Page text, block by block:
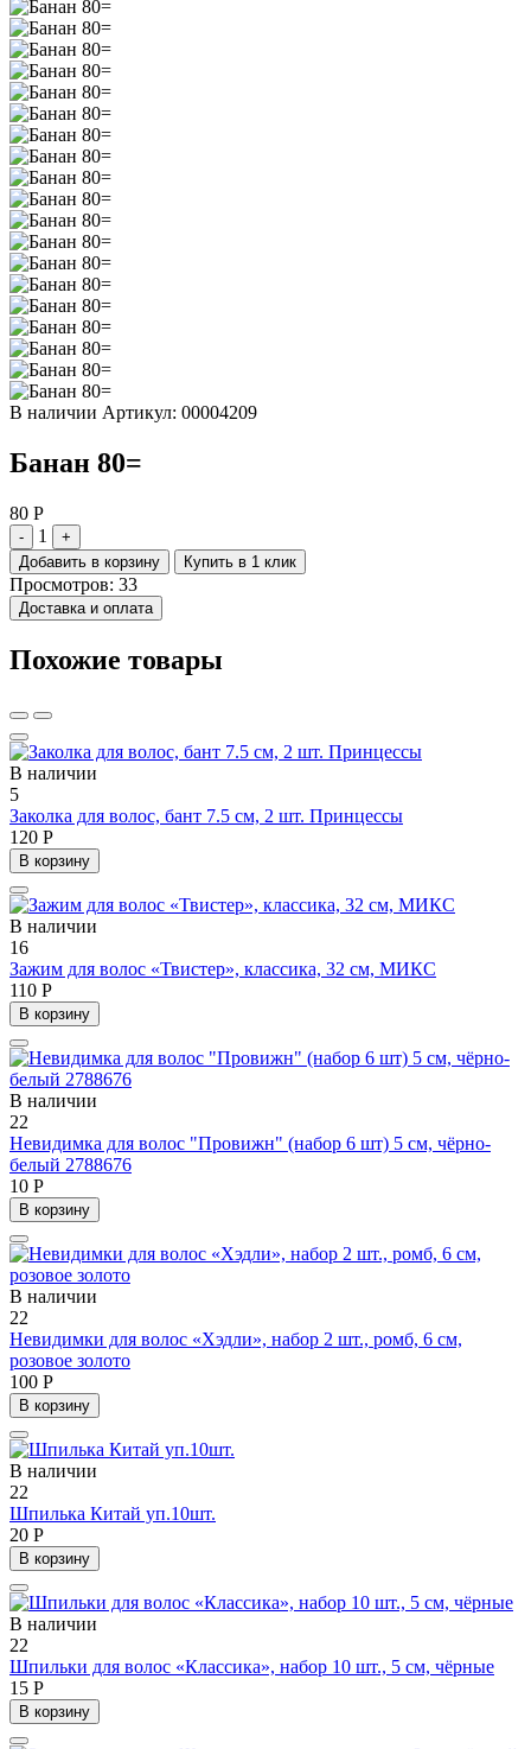
В наличии Артикул: 00004209
Банан 80=
80 Р
- 1
+
Добавить в корзину
Купить в 1 клик
Просмотров: 33
Доставка и оплата
Похожие товары
В наличии
5
Заколка для волос, бант 7.5 см, 2 шт. Принцессы
120 Р
В корзину
В наличии
16
Зажим для волос «Твистер», классика, 32 см, МИКС
110 Р
В корзину
В наличии
22
Невидимка для волос "Провижн" (набор 6 шт) 5 см, чёрно-
белый 2788676
10 Р
В корзину
В наличии
22
Невидимки для волос «Хэдли», набор 2 шт., ромб, 6 см,
розовое золото
100 Р
В корзину
В наличии
22
Шпилька Китай уп.10шт.
20 Р
В корзину
В наличии
22
Шпильки для волос «Классика», набор 10 шт., 5 см, чёрные
15 Р
В корзину